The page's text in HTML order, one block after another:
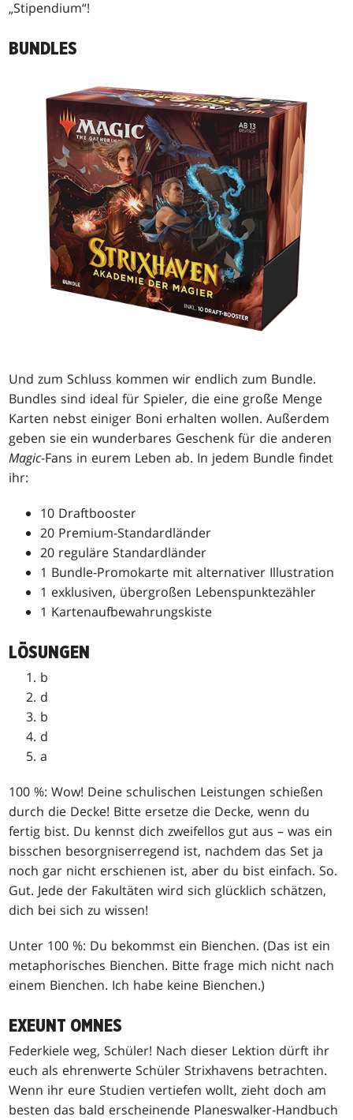
„Stipendium“!
BUNDLES
Und zum Schluss kommen wir endlich zum Bundle.
Bundles sind ideal für Spieler, die eine große Menge
Karten nebst einiger Boni erhalten wollen. Außerdem
geben sie ein wunderbares Geschenk für die anderen
Magic-Fans in eurem Leben ab. In jedem Bundle findet
ihr:
10 Draftbooster
20 Premium-Standardländer
20 reguläre Standardländer
1 Bundle-Promokarte mit alternativer Illustration
1 exklusiven, übergroßen Lebenspunktezähler
1 Kartenaufbewahrungskiste
LÖSUNGEN
b
d
b
d
a
100 %: Wow! Deine schulischen Leistungen schießen
durch die Decke! Bitte ersetze die Decke, wenn du
fertig bist. Du kennst dich zweifellos gut aus – was ein
bisschen besorgniserregend ist, nachdem das Set ja
noch gar nicht erschienen ist, aber du bist einfach. So.
Gut. Jede der Fakultäten wird sich glücklich schätzen,
dich bei sich zu wissen!
Unter 100 %: Du bekommst ein Bienchen. (Das ist ein
metaphorisches Bienchen. Bitte frage mich nicht nach
einem Bienchen. Ich habe keine Bienchen.)
EXEUNT OMNES
Federkiele weg, Schüler! Nach dieser Lektion dürft ihr
euch als ehrenwerte Schüler Strixhavens betrachten.
Wenn ihr eure Studien vertiefen wollt, zieht doch am
besten das bald erscheinende Planeswalker-Handbuch